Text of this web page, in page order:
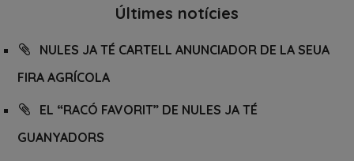
Últimes notícies
NULES JA TÉ CARTELL ANUNCIADOR DE LA SEUA
FIRA AGRÍCOLA
EL “RACÓ FAVORIT” DE NULES JA TÉ
GUANYADORS